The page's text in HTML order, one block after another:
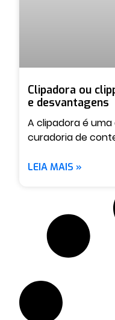
Clipadora ou
e desvantagens
A clipadora é
curadoria de
LEIA MAIS »